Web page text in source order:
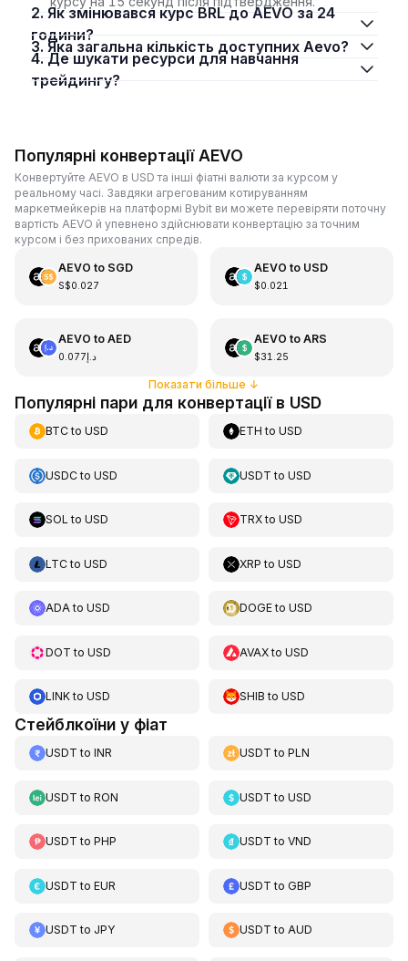
2. Як змінювався курс BRL до AEVO за 24
години?
3. Яка загальна кількість доступних Aevo?
4. Де шукати ресурси для навчання
трейдингу?
Популярні конвертації AEVO
Конвертуйте AEVO в USD та інші фіатні валюти за курсом у
реальному часі. Завдяки агрегованим котируванням
маркетмейкерів на платформі Bybit ви можете перевіряти поточну
вартість AEVO й упевнено здійснювати конвертацію за точним
курсом і без прихованих спредів.
AEVO to SGD
S$0.027
AEVO to USD
$0.021
AEVO to AED
د.إ0.077
AEVO to ARS
$31.25
Показати більше ↓
Популярні пари для конвертації в USD
BTCto USD ETH toUSD
USDCto USD USDT toUSD
SOL to USD TRXtoUSD
LTCto USD XRP toUSD
ADAto USD DOGEtoUSD
DOT to USD AVAXtoUSD
LINKto USD SHIB toUSD
Стейблкоїни у фіат
USDT to INR USDT toPLN
USDT to RON USDT toUSD
USDT to PHP USDT toVND
USDT to EUR USDT toGBP
USDT to JPY USDT toAUD